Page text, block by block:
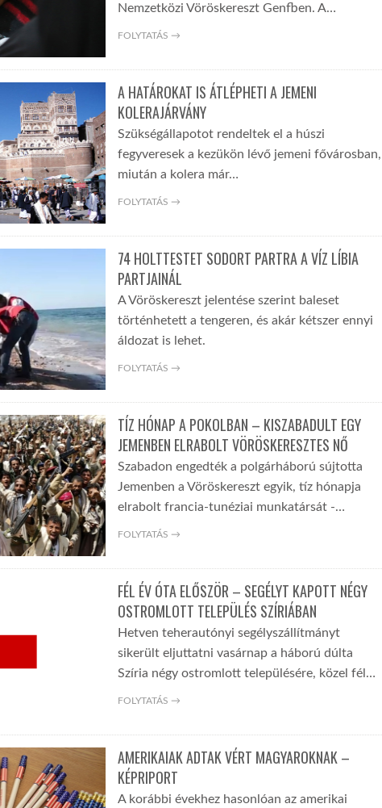
Nemzetközi Vöröskereszt Genfben. A…
FOLYTATÁS →
A HATÁROKAT IS ÁTLÉPHETI A JEMENI
KOLERAJÁRVÁNY
Szükségállapotot rendeltek el a húszi
fegyveresek a kezükön lévő jemeni fővárosban,
miután a kolera már…
FOLYTATÁS →
74 HOLTTESTET SODORT PARTRA A VÍZ LÍBIA
PARTJAINÁL
A Vöröskereszt jelentése szerint baleset
történhetett a tengeren, és akár kétszer ennyi
áldozat is lehet.
FOLYTATÁS →
TÍZ HÓNAP A POKOLBAN – KISZABADULT EGY
JEMENBEN ELRABOLT VÖRÖSKERESZTES NŐ
Szabadon engedték a polgárháború sújtotta
Jemenben a Vöröskereszt egyik, tíz hónapja
elrabolt francia-tunéziai munkatársát -…
FOLYTATÁS →
FÉL ÉV ÓTA ELŐSZÖR – SEGÉLYT KAPOTT NÉGY
OSTROMLOTT TELEPÜLÉS SZÍRIÁBAN
Hetven teherautónyi segélyszállítmányt
sikerült eljuttatni vasárnap a háború dúlta
Szíria négy ostromlott településére, közel fél…
FOLYTATÁS →
AMERIKAIAK ADTAK VÉRT MAGYAROKNAK –
KÉPRIPORT
A korábbi évekhez hasonlóan az amerikai